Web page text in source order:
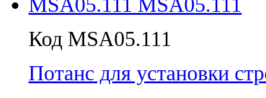
Код MSA05.111
Потанс для установки